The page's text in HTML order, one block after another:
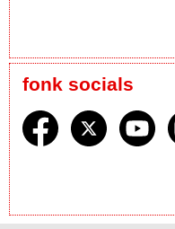
fonk socials